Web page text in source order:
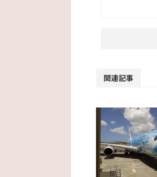
関連記事